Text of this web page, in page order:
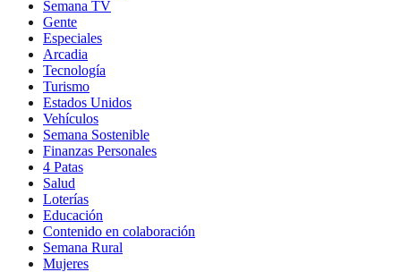
Semana TV
Gente
Especiales
Arcadia
Tecnología
Turismo
Estados Unidos
Vehículos
Semana Sostenible
Finanzas Personales
4 Patas
Salud
Loterías
Educación
Contenido en colaboración
Semana Rural
Mujeres